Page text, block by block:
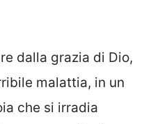
dalla grazia di Dio,
malattia, in un
che si irradia